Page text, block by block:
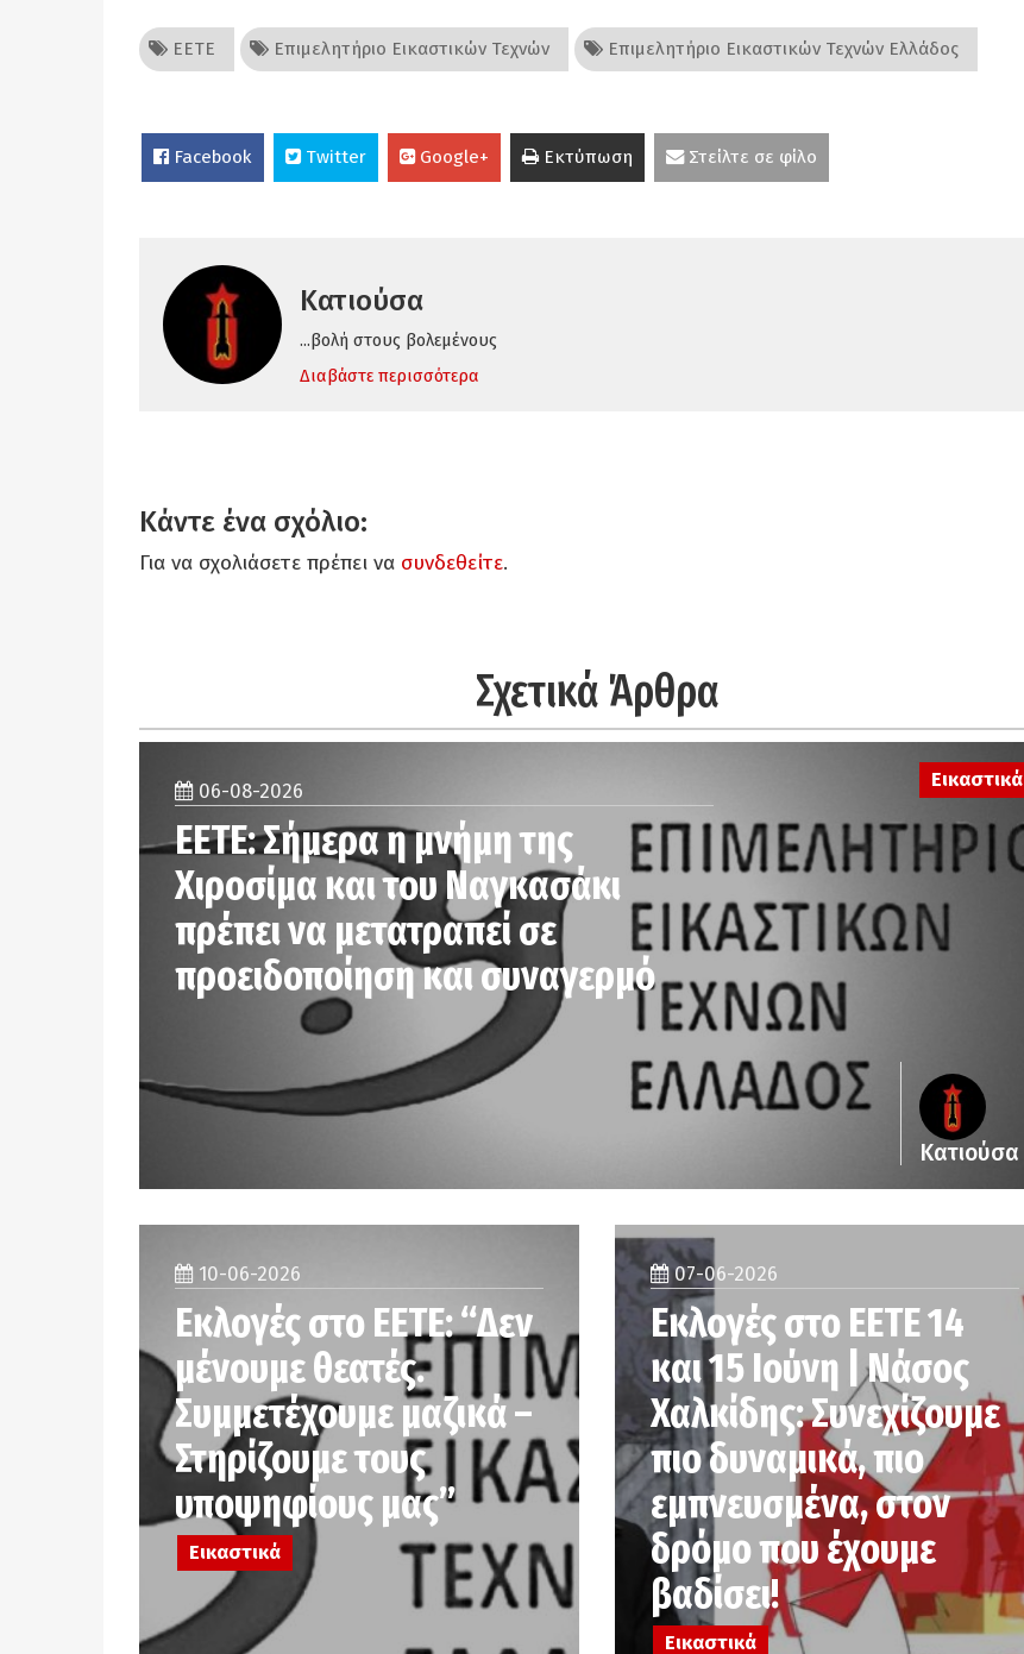
ΕΕΤΕ Επιμελητήριο Εικαστικών Τεχνών Επιμελητήριο Εικαστικών Τεχνών Ελλάδος
Facebook Twitter Google+ Εκτύπωση Στείλτε σε φίλο
Κατιούσα
...βολή στους βολεμένους
Διαβάστε περισσότερα
Κάντε ένα σχόλιο:
Για να σχολιάσετε πρέπει να συνδεθείτε.
Σχετικά Άρθρα
Εικαστικά
06-08-2026
ΕΕΤΕ: Σήμερα η μνήμη της
Χιροσίμα και του Ναγκασάκι
πρέπει να μετατραπεί σε
προειδοποίηση και συναγερμό
Κατιούσα
10-06-2026
Εκλογές στο ΕΕΤΕ: “Δεν
μένουμε θεατές.
Συμμετέχουμε μαζικά –
Στηρίζουμε τους
υποψηφίους μας”
Εικαστικά
07-06-2026
Εκλογές στο ΕΕΤΕ 14
και 15 Ιούνη | Νάσος
Χαλκίδης: Συνεχίζουμε
πιο δυναμικά, πιο
εμπνευσμένα, στον
δρόμο που έχουμε
βαδίσει!
Εικαστικά